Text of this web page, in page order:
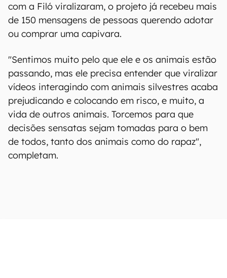
com a Filó viralizaram, o projeto já recebeu mais
de 150 mensagens de pessoas querendo adotar
ou comprar uma capivara.
"Sentimos muito pelo que ele e os animais estão
passando, mas ele precisa entender que viralizar
vídeos interagindo com animais silvestres acaba
prejudicando e colocando em risco, e muito, a
vida de outros animais. Torcemos para que
decisões sensatas sejam tomadas para o bem
de todos, tanto dos animais como do rapaz",
completam.